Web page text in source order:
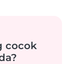
cocok